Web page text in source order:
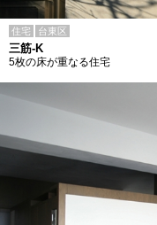
住宅 台東区
三筋-K
5枚の床が重なる住宅